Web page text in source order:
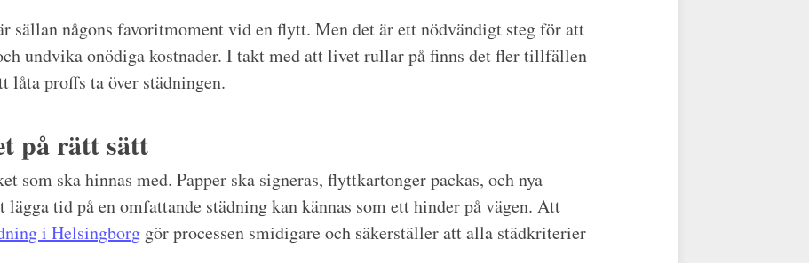
sällan någons favoritmoment vid en flytt. Men det är ett nödvändigt steg för att
undvika onödiga kostnader. I takt med att livet rullar på finns det fler tillfällen
låta proffs ta över städningen.
på rätt sätt
som ska hinnas med. Papper ska signeras, flyttkartonger packas, och nya
lägga tid på en omfattande städning kan kännas som ett hinder på vägen. Att
i Helsingborg gör processen smidigare och säkerställer att alla städkriterier